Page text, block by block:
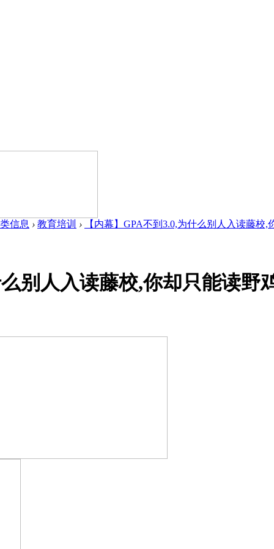
信息 › 教育培训 ›
【内幕】GPA不到3.0,为什么别人入读藤校,
么别人入读藤校,你却只能读野